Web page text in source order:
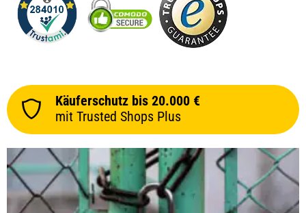
Käuferschutz bis 20.000 €
mit Trusted Shops Plus